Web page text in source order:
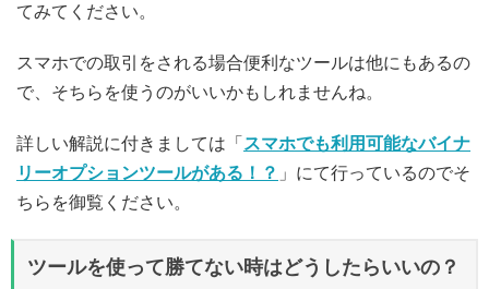
てみてください。
スマホでの取引をされる場合便利なツールは他にもあるの
で、そちらを使うのがいいかもしれませんね。
詳しい解説に付きましては「スマホでも利用可能なバイナ
リーオプションツールがある！？ 」にて行っているのでそ
ちらを御覧ください。
ツールを使って勝てない時はどうしたらいいの？